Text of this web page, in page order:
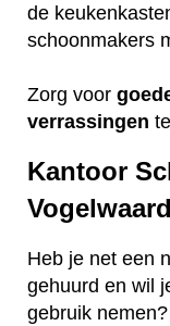
de
schoonmakers
Zorg voor
verrassingen te
Kantoor
Heb je net een
gehuurd en wil
gebruik